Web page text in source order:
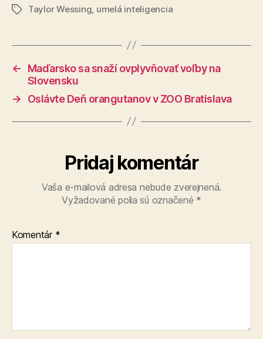
ZnačkyTaylor Wessing umelá inteligencia
←
Maďarsko sa snaží ovplyvňovať voľby na
Slovensku
→
Oslávte Deň orangutanov v ZOO Bratislava
Pridaj komentár
Vaša e-mailová adresa nebude zverejnená.
Vyžadované polia sú označené *
Komentár *